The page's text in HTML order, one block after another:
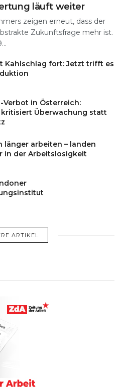
läuft weiter
zeigen erneut, dass der
Zukunftsfrage mehr ist.
Kahlschlag fort: Jetzt trifft es
Verbot in Österreich:
Überwachung statt
länger arbeiten – landen
in der Arbeitslosigkeit
ARTIKEL